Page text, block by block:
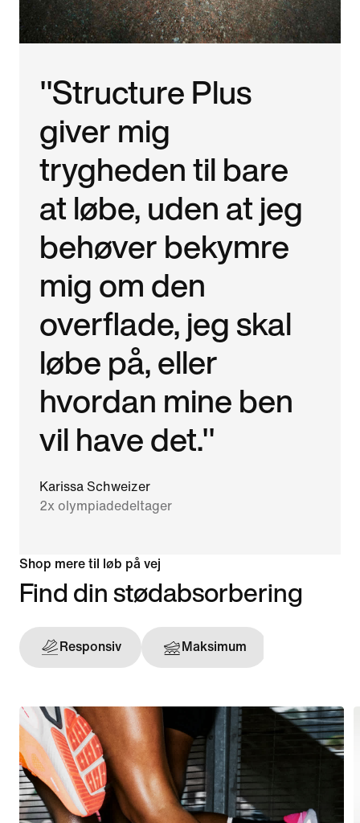
"Structure Plus
giver mig
trygheden til bare
at løbe, uden at jeg
behøver bekymre
mig om den
overflade, jeg skal
løbe på, eller
hvordan mine ben
vil have det."
Karissa Schweizer
2x olympiadedeltager
Shop mere til løb på vej
Find din stødabsorbering
Responsiv Maksimum